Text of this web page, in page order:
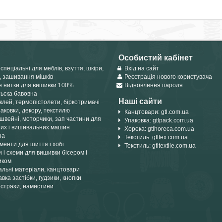
для меблів, взуття, шкіри,
зашивання мішків
нитки для вишивки 100%
бавовна
термопістолети, біркотримачі
декору, текстилю
моторчики, зап частини для
і вишивальних машин
для шиття і хобі
і схеми для вишивки бісером і
матеріали, канцтовари
застібки, гудзики, кнопки
намистини
Особистий кабінет
Вхід на сайт
Реєстрація нового користувача
Відновлення пароля
Наші сайти
Канцтовари: gtl.com.ua
Упаковка: gtlpack.com.ua
Хорека: gtlhoreca.com.ua
Текстиль: gtltex.com.ua
Текстиль: gtltextile.com.ua